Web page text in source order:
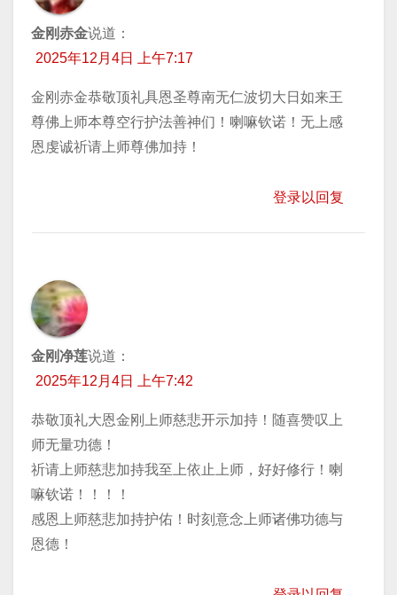
金刚赤金说道：
2025年12月4日 上午7:17
金刚赤金恭敬顶礼具恩圣尊南无仁波切大日如来王
尊佛上师本尊空行护法善神们！喇嘛钦诺！无上感
恩虔诚祈请上师尊佛加持！
登录以回复
金刚净莲说道：
2025年12月4日 上午7:42
恭敬顶礼大恩金刚上师慈悲开示加持！随喜赞叹上
师无量功德！
祈请上师慈悲加持我至上依止上师，好好修行！喇
嘛钦诺！！！！
感恩上师慈悲加持护佑！时刻意念上师诸佛功德与
恩德！